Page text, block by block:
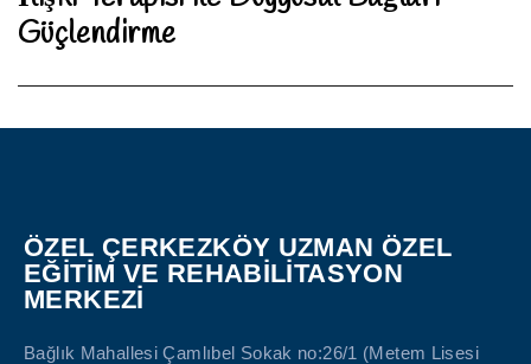
post:
Güçlendirme
ÖZEL ÇERKEZKÖY UZMAN ÖZEL
EĞİTİM VE REHABİLİTASYON
MERKEZİ
Bağlık Mahallesi Çamlıbel Sokak no:26/1 (Metem Lisesi